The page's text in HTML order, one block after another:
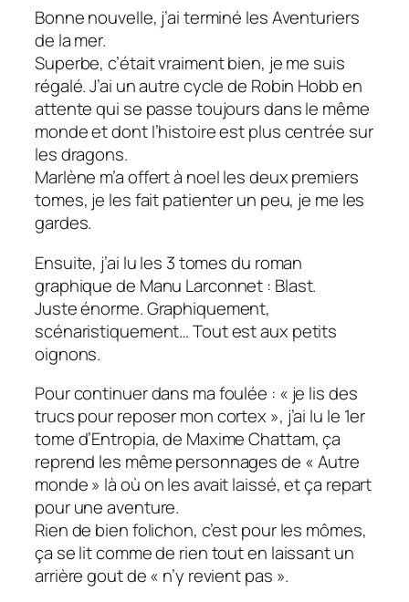
Bonne nouvelle, j’ai terminé les Aventuriers
de la mer.
Superbe, c’était vraiment bien, je me suis
régalé. J’ai un autre cycle de Robin Hobb en
attente qui se passe toujours dans le même
monde et dont l’histoire est plus centrée sur
les dragons.
Marlène m’a offert à noel les deux premiers
tomes, je les fait patienter un peu, je me les
gardes.
Ensuite, j’ai lu les 3 tomes du roman
graphique de Manu Larconnet : Blast.
Juste énorme. Graphiquement,
scénaristiquement… Tout est aux petits
oignons.
Pour continuer dans ma foulée : « je lis des
trucs pour reposer mon cortex », j’ai lu le 1er
tome d’Entropia, de Maxime Chattam, ça
reprend les même personnages de « Autre
monde » là où on les avait laissé, et ça repart
pour une aventure.
Rien de bien folichon, c’est pour les mômes,
ça se lit comme de rien tout en laissant un
arrière gout de « n’y revient pas ».